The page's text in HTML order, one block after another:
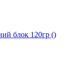
блок 120гр ()